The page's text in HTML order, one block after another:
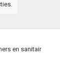
en sanitair